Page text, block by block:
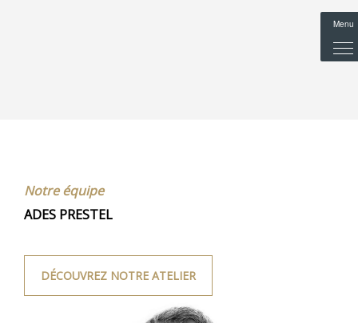
Notre équipe
ADES PRESTEL
DÉCOUVREZ NOTRE ATELIER
Menu